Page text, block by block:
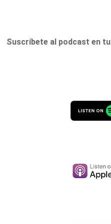
Suscríbete al podcast en